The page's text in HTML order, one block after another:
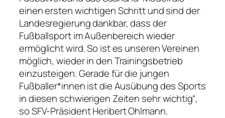
einen ersten wichtigen Schritt und sind der
Landesregierung dankbar, dass der
Fußballsport im Außenbereich wieder
ermöglicht wird. So ist es unseren Vereinen
möglich, wieder in den Trainingsbetrieb
einzusteigen. Gerade für die jungen
Fußballer*innen ist die Ausübung des Sports
in diesen schwierigen Zeiten sehr wichtig“,
so SFV-Präsident Heribert Ohlmann.